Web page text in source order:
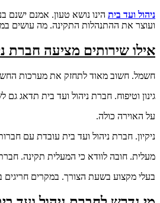
ניהול ועד בית הינו נושא טעון. אמנם ישנם
ועוצר את ההתנהלות התקינה. מה עושים
אילו שירותים מציעה חברת
חשמל. חשוב מאוד לתחזק את מערכות החשמל
גינון וטיפוח. חברת ניהול ועד בית תדאג
על האוירה כולה.
ניקיון. חברת ניהול ועד בית עובדת עם
מעלית. חובה לוודא כי המעלית תקינה.
בעלי מקצוע בשעת הצורך. במקרים